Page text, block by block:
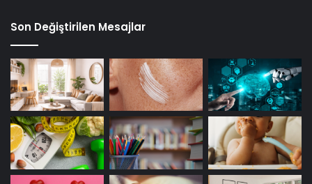
Son Değiştirilen Mesajlar